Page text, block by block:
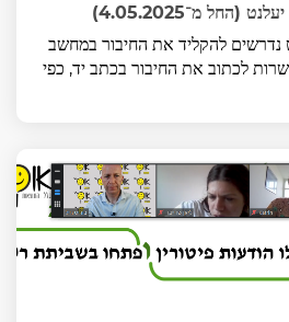
מ־4.05.2025)
נדרשים להקליד את החיבור במחשב
לכתוב את החיבור בכתב יד, כפי